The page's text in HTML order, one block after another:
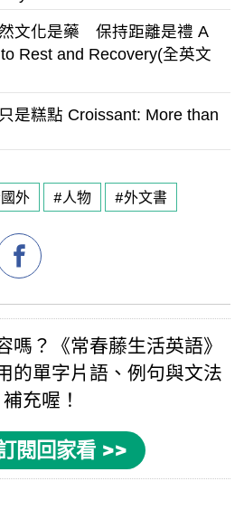
文化是藥 保持距離是禮 A
Rest and Recovery(全英文
是糕點 Croissant: More than
外 #人物 #外文書
嗎？《常春藤生活英語》
的單字片語 、例句與文法
補充喔！
閱回家看 >>